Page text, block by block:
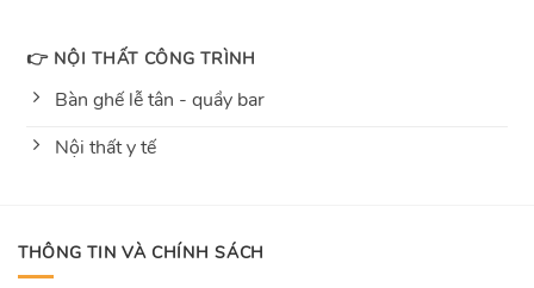
👉 NỘI THẤT CÔNG TRÌNH
Bàn ghế lễ tân - quầy bar
Nội thất y tế
THÔNG TIN VÀ CHÍNH SÁCH